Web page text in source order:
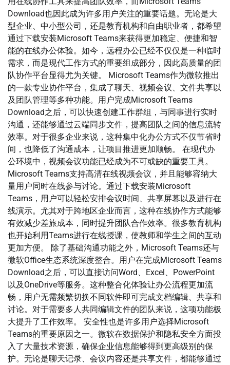
Download也因此成为许多用户关注的重要话题。无论是大
型企业、中小型公司，还是教育机构和自由职业者，都希望
通过下载安装Microsoft Teams来获得更加稳定、便捷和智
能的在线办公体验。如今，远程办公已经不仅仅是一种临时
需求，而是现代工作方式的重要组成部分，因此高质量的团
队协作平台显得尤为关键。 Microsoft Teams作为微软推出
的一款专业协作平台，集成了聊天、视频会议、文件共享以
及团队管理等多种功能。用户完成Microsoft Teams
Download之后，可以快速创建工作群组，与同事进行实时
沟通，还能够通过云端同步文件，提高团队之间的信息流转
效率。对于很多企业来说，这种集中化办公方式不仅节省时
间，也降低了沟通成本，让项目推进更加顺畅。 在现代办
公环境中，视频会议功能已经成为不可或缺的重要工具。
Microsoft Teams支持高清在线视频会议，并且能够容纳大
量用户同时在线参与讨论。通过下载安装Microsoft
Teams，用户可以轻松安排会议时间、共享屏幕以及进行在
线演示。尤其对于跨地区企业而言，这种在线协作方式能够
有效减少差旅成本，同时提升团队合作效率。很多教育机构
也开始利用Teams进行在线授课，使教师和学生之间的互动
更加方便。 除了基础沟通功能之外，Microsoft Teams还与
微软Office生态系统深度整合。用户在完成Microsoft Teams
Download之后，可以直接访问Word、Excel、PowerPoint
以及OneDrive等服务。这种整合化体验让办公流程更加流
畅，用户无需频繁切换不同软件即可完成文档编辑、共享和
讨论。对于需要多人共同编辑文件的团队来说，这项功能极
大提升了工作效率。 安全性也是许多用户选择Microsoft
Teams的重要原因之一。微软在数据保护和隐私安全方面投
入了大量技术资源，确保企业信息能够得到更高级别的保
护。无论是聊天记录、会议内容还是共享文件，都能够通过